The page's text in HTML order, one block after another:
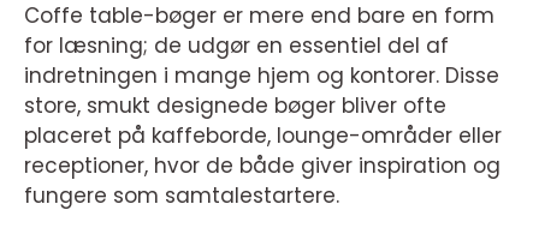
Coffe table-bøger er mere end bare en form
for læsning; de udgør en essentiel del af
indretningen i mange hjem og kontorer. Disse
store, smukt designede bøger bliver ofte
placeret på kaffeborde, lounge-områder eller
receptioner, hvor de både giver inspiration og
fungere som samtalestartere.